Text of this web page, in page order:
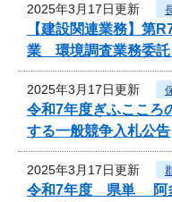
2025年3月17日更新
【建設関連業務】第
業 環境調査業務委託
2025年3月17日更新
令和7年度ぎふこころ
する一般競争入札公告
2025年3月17日更新
令和7年度 県単 阿